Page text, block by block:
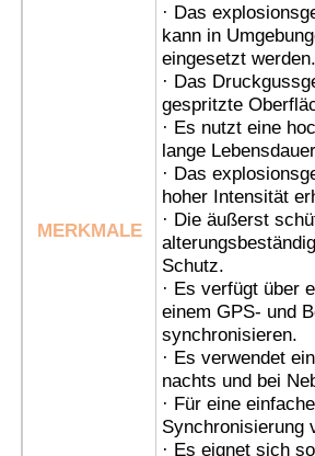
Explosionsgeschützte Box
Explosionsgeschützter Schalter
Explosionssichere Kabeldrüsen
explosionssicherer Stecker und
MERKMALE
· Das
kann in
eingesetzt werden.
· Das
gespritzte
· Es nutzt eine
lange
· Das
hoher Intensität
· Die äußerst
Schutz.
· Es verfügt über
einem GPS- und
synchronisieren.
· Es verwendet
nachts und bei
· Für eine
Synchronisierung
· Es eignet sich